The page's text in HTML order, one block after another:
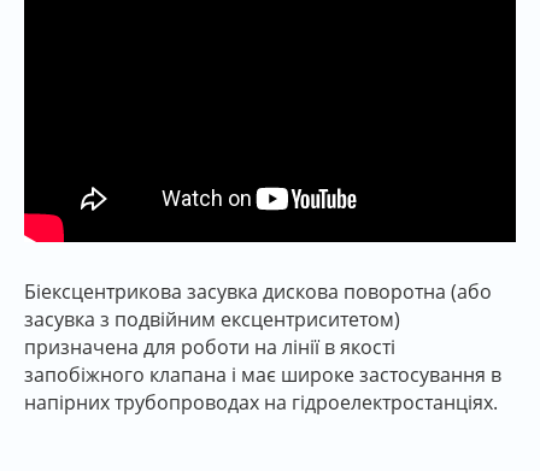
Біексцентрикова засувка дискова поворотна (або
засувка з подвійним ексцентриситетом)
призначена для роботи на лінії в якості
запобіжного клапана і має широке застосування в
напірних трубопроводах на гідроелектростанціях.